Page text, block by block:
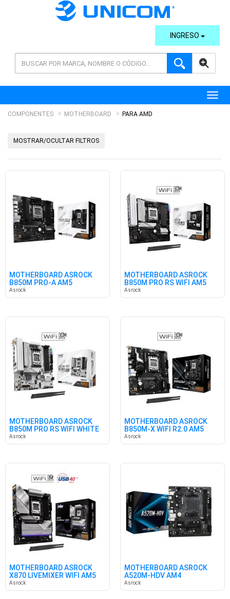
AVANZADA
INGRESO
COMPONENTES MOTHERBOARD PARA AMD
MOSTRAR/OCULTAR FILTROS
MOTHERBOARD ASROCK
B850M PRO-A AM5
Asrock
MOTHERBOARD ASROCK
B850M PRO RS WIFI AM5
Asrock
MOTHERBOARD ASROCK
B850M PRO RS WIFI WHITE
AM5
Asrock
MOTHERBOARD ASROCK
B850M-X WIFI R2.0 AM5
Asrock
MOTHERBOARD ASROCK
X870 LIVEMIXER WIFI AM5
Asrock
MOTHERBOARD ASROCK
A520M-HDV AM4
Asrock